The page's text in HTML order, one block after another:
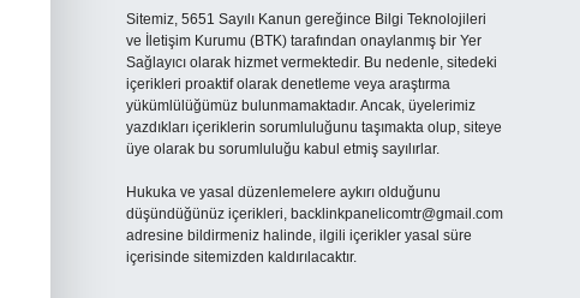
Sitemiz, 5651 Sayılı Kanun gereğince Bilgi Teknolojileri
ve İletişim Kurumu (BTK) tarafından onaylanmış bir Yer
Sağlayıcı olarak hizmet vermektedir. Bu nedenle, sitedeki
içerikleri proaktif olarak denetleme veya araştırma
yükümlülüğümüz bulunmamaktadır. Ancak, üyelerimiz
yazdıkları içeriklerin sorumluluğunu taşımakta olup, siteye
üye olarak bu sorumluluğu kabul etmiş sayılırlar.
Hukuka ve yasal düzenlemelere aykırı olduğunu
düşündüğünüz içerikleri, backlinkpanelicomtr@gmail.com
adresine bildirmeniz halinde, ilgili içerikler yasal süre
içerisinde sitemizden kaldırılacaktır.